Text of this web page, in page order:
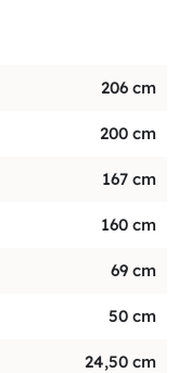
206 cm
200 cm
167 cm
160 cm
69 cm
50 cm
24,50 cm